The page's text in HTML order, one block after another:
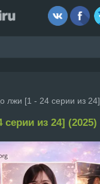
лжи [1 - 24 серии из 24]
из 24] (2025)